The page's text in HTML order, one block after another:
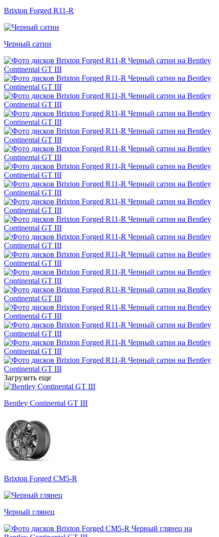
Brixton Forged R11-R
Черный сатин
Загрузить еще
Bentley Continental GT III
Brixton Forged CM5-R
Черный глянец